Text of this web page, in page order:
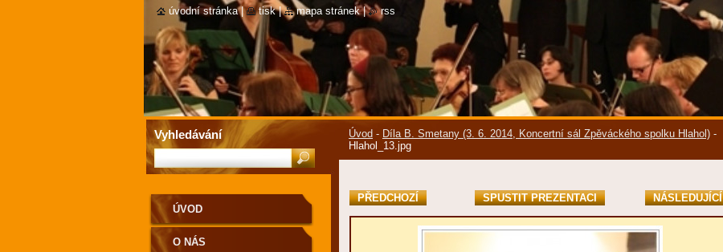
Úvod - Díla B. Smetany (3. 6. 2014, Koncertní sál Zpěváckého spolku Hlahol) -
Hlahol_13.jpg
PŘEDCHOZÍ SPUSTIT PREZENTACI
NÁSLEDUJÍCÍ
ÚVOD
O NÁS
Vyhledávání
úvodní stránka | tisk | mapa stránek | rss